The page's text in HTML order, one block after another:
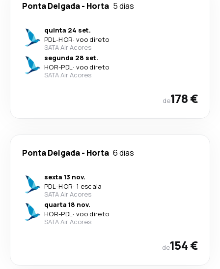
Ponta Delgada- Horta 5 dias
quinta 24 set.
PDL-HOR· voo direto
SATA Air Acores
segunda 28 set.
HOR-PDL· voo direto
SATA Air Acores
de178 €
Ponta Delgada- Horta 6 dias
sexta 13 nov.
PDL-HOR· 1 escala
SATA Air Acores
quarta 18 nov.
HOR-PDL· voo direto
SATA Air Acores
de154 €